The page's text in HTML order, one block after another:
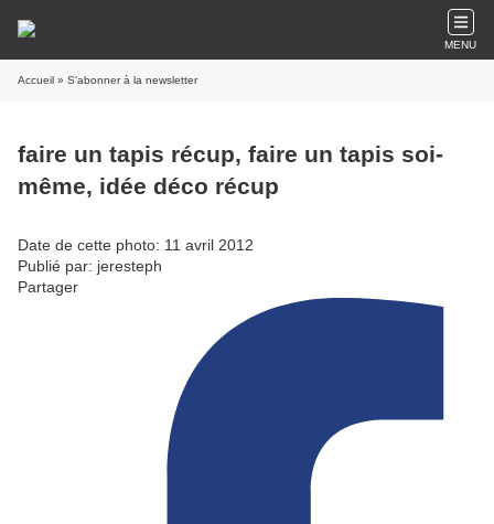
MENU
Accueil » S'abonner à la newsletter
faire un tapis récup, faire un tapis soi-
même, idée déco récup
Date de cette photo: 11 avril 2012
Publié par: jeresteph
Partager